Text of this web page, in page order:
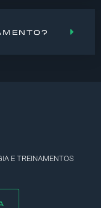
E TREINAMENTOS